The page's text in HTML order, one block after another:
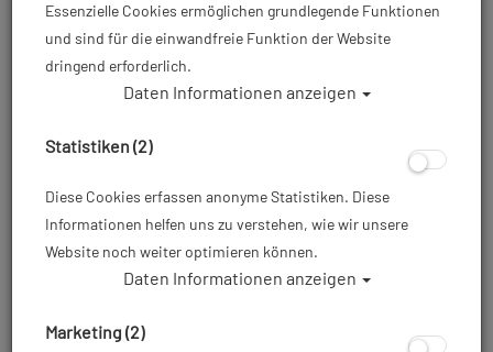
Mares Flosse Volo Race - Farbe: blue-fog
- Größe: 36/37
Artikelnr.: mar-41031336bgr
Essenzielle Cookies ermöglichen grundlegende Funktionen
und sind für die einwandfreie Funktion der Website
dringend erforderlich.
Daten Informationen anzeigen
Statistiken (2)
Diese Cookies erfassen anonyme Statistiken. Diese
Informationen helfen uns zu verstehen, wie wir unsere
Website noch weiter optimieren können.
Daten Informationen anzeigen
Marketing (2)